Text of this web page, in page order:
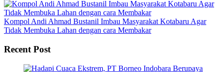
Kompol Andi Ahmad Bustanil Imbau Masyarakat Kotabaru Agar
Tidak Membuka Lahan dengan cara Membakar
Recent Post